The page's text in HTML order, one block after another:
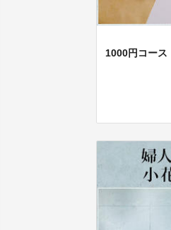
1000円コース